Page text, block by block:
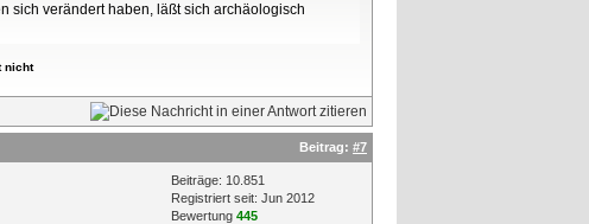
sich verändert haben, läßt sich archäologisch
nicht
Beitrag: #7
Beiträge: 10.851
Registriert seit: Jun 2012
Bewertung 445